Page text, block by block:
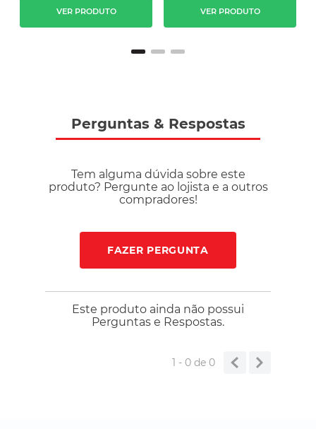
VER PRODUTO VER PRODUTO
Perguntas & Respostas
Tem alguma dúvida sobre este
produto? Pergunte ao lojista e a outros
compradores!
FAZER PERGUNTA
Este produto ainda não possui
Perguntas e Respostas.
1 - 0de 0